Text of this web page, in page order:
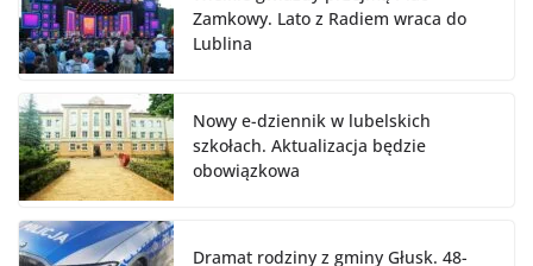
Zamkowy. Lato z Radiem wraca do
Lublina
Nowy e-dziennik w lubelskich
szkołach. Aktualizacja będzie
obowiązkowa
Dramat rodziny z gminy Głusk. 48-